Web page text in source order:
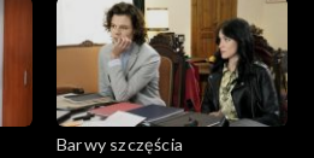
Barwy szczęścia